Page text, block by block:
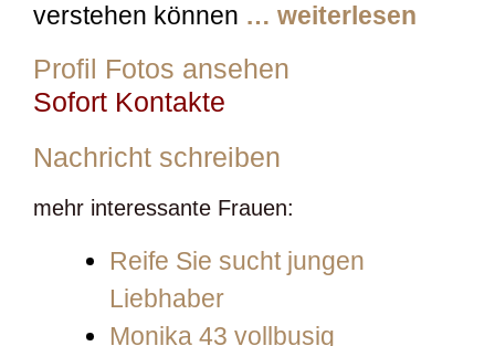
verstehen können … weiterlesen
Profil Fotos ansehen
Sofort Kontakte
Nachricht schreiben
mehr interessante Frauen:
Reife Sie sucht jungen
Liebhaber
Monika 43 vollbusig